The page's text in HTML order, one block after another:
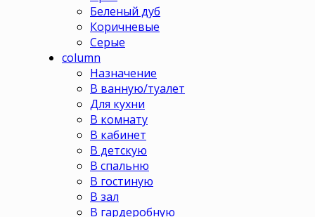
Беленый дуб
Коричневые
Серые
column
Назначение
В ванную/туалет
Для кухни
В комнату
В кабинет
В детскую
В спальню
В гостиную
В зал
В гардеробную